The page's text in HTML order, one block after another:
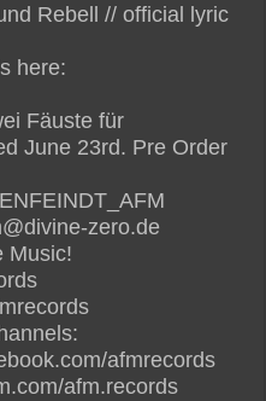
Rebell // official lyric
here:
Fäuste für
June 23rd. Pre Order
zero.de
Music!
afmrecords
afm.records